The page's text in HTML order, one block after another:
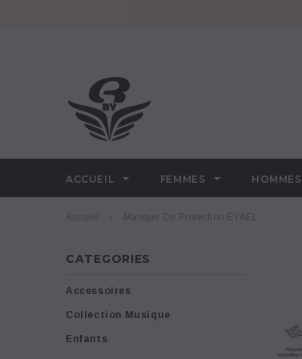
ACCUEIL FEMMES HOMMES
Accueil Masque De Protection ËYAËL
CATEGORIES
Accessoires
Collection Musique
Enfants